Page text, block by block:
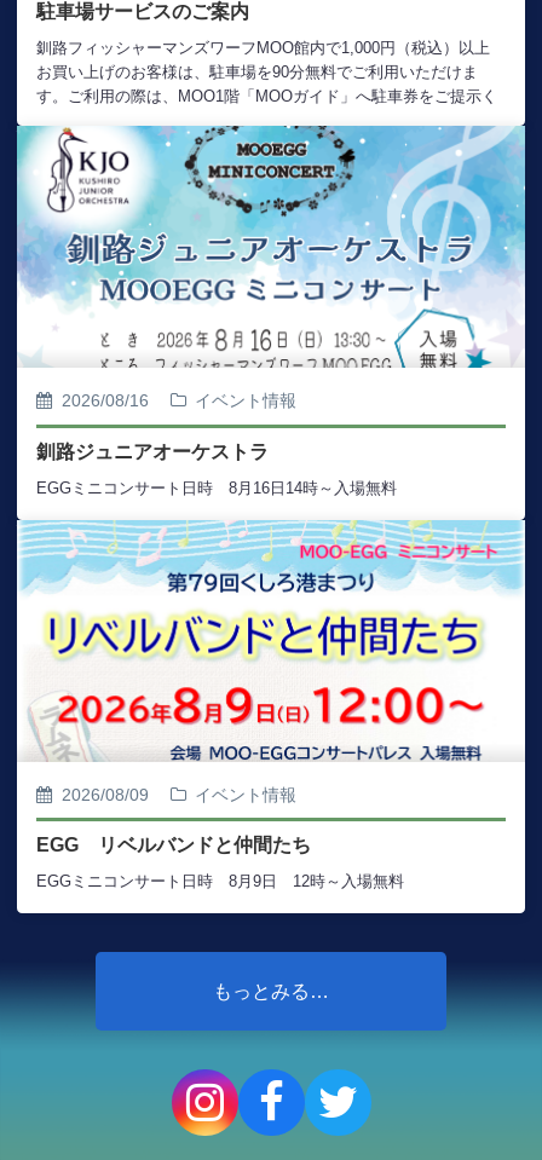
駐車場サービスのご案内
釧路フィッシャーマンズワーフMOO館内で1,000円（税込）以上
お買い上げのお客様は、駐車場を90分無料でご利用いただけま
す。ご利用の際は、MOO1階「MOOガイド」へ駐車券をご提示く
のレシートをご持参ください。
2026/08/16 イベント情報
釧路ジュニアオーケストラ
EGGミニコンサート日時 8月16日14時～入場無料
2026/08/09 イベント情報
EGG リベルバンドと仲間たち
EGGミニコンサート日時 8月9日 12時～入場無料
もっとみる…